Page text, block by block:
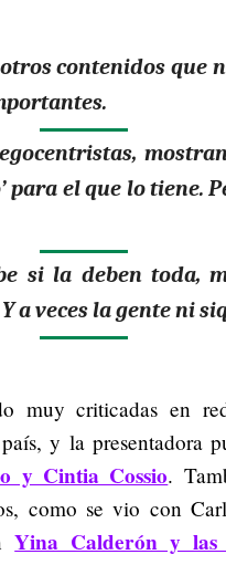
contenidos que
para el que lo tiene.
si la deben toda,
veces la gente ni
muy criticadas en
y la presentadora
y Cintia Cossio.
como se vio con
Yina Calderón y